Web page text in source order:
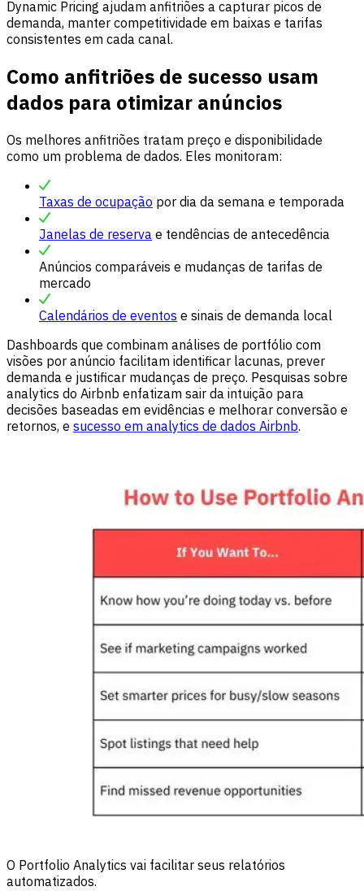
Dynamic Pricing ajudam anfitriões a capturar picos de
demanda, manter competitividade em baixas e tarifas
consistentes em cada canal.
Como anfitriões de sucesso usam
dados para otimizar anúncios
Os melhores anfitriões tratam preço e disponibilidade
como um problema de dados. Eles monitoram:
Taxas de ocupação por dia da semana e temporada
Janelas de reserva e tendências de antecedência
Anúncios comparáveis e mudanças de tarifas de
mercado
Calendários de eventos e sinais de demanda local
Dashboards que combinam análises de portfólio com
visões por anúncio facilitam identificar lacunas, prever
demanda e justificar mudanças de preço. Pesquisas sobre
analytics do Airbnb enfatizam sair da intuição para
decisões baseadas em evidências e melhorar conversão e
retornos, e sucesso em analytics de dados Airbnb.
O Portfolio Analytics vai facilitar seus relatórios
automatizados.